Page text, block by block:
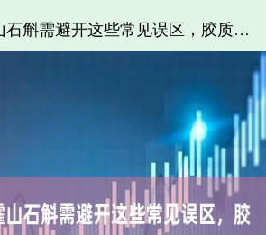
普臣配资 挑选霍山石斛需避开这些常见误区，胶质越多真的越好吗？